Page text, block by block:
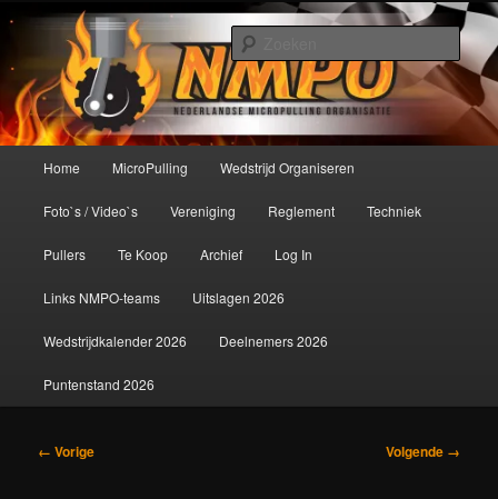
primaire
inhoudNederlandse MicroPulling
Organisatie
De meest krachtige modelbouwsport ter wereld!
Home MicroPulling Wedstrijd Organiseren
Foto`s / Video`s Vereniging Reglement Techniek
Pullers Te Koop Archief Log In
Links NMPO-teams Uitslagen 2026
Wedstrijdkalender 2026 Deelnemers 2026
Puntenstand 2026
Afbeeldingsnavigatie
← Vorige Volgende →